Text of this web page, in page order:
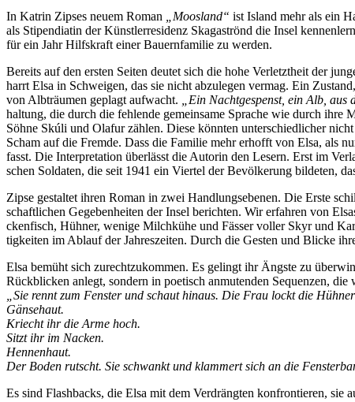
In Kat­rin Zip­ses neu­em Ro­man
„Moos­land“ ist Is­land mehr als ein
als Sti­pen­dia­tin der Künst­ler­re­si­denz Ska­gast­rönd die In­sel
für ein Jahr Hilfs­kraft ei­ner Bau­ern­fa­mi­lie zu werden.
Be­reits auf den ers­ten Sei­ten deu­tet sich die ho­he Ver­letzt­heit der
harrt El­sa in Schwei­gen, das sie nicht ab­zu­le­gen ver­mag. Ein
von Alb­träu­men ge­plagt auf­wacht.
„Ein Nacht­ge­spenst, ein Alb,
hal­tung, die durch die feh­len­de ge­mein­sa­me Spra­che wie durch ih­re
Söh­ne Skú­li und Olaf­ur zäh­len. Die­se könn­ten un­ter­schied­li­cher
Scham auf die Frem­de. Dass die Fa­mi­lie mehr er­hofft von El­sa, als
fasst. Die In­ter­pre­ta­ti­on über­lässt die Au­torin den Le­sern. Erst im
schen Sol­da­ten, die seit 1941 ein Vier­tel der Be­völ­ke­rung bil­de­ten,
Zip­se ge­stal­tet ih­ren Ro­man in zwei Hand­lungs­ebe­nen. Die Ers­te
schaft­li­chen Ge­ge­ben­hei­ten der In­sel be­rich­ten. Wir er­fah­ren von
cken­fisch, Hüh­ner, we­ni­ge Milch­kü­he und Fäs­ser vol­ler Skyr und
tig­kei­ten im Ab­lauf der Jah­res­zei­ten. Durch die Ges­ten und Bli­cke
El­sa be­müht sich zu­recht­zu­kom­men. Es ge­lingt ihr Ängs­te zu
Rück­bli­cken an­legt, son­dern in poe­tisch an­mu­ten­den Se­quen­zen,
„Sie rennt zum Fens­ter und schaut hin­aus. Die Frau lockt die
Gän­se­haut.
Kriecht ihr die Ar­me hoch.
Sitzt ihr im Nacken.
Hen­nen­haut.
Der Bo­den rutscht. Sie schwankt und klam­mert sich an die
Es sind Flash­backs, die El­sa mit dem Ver­dräng­ten kon­fron­tie­ren,